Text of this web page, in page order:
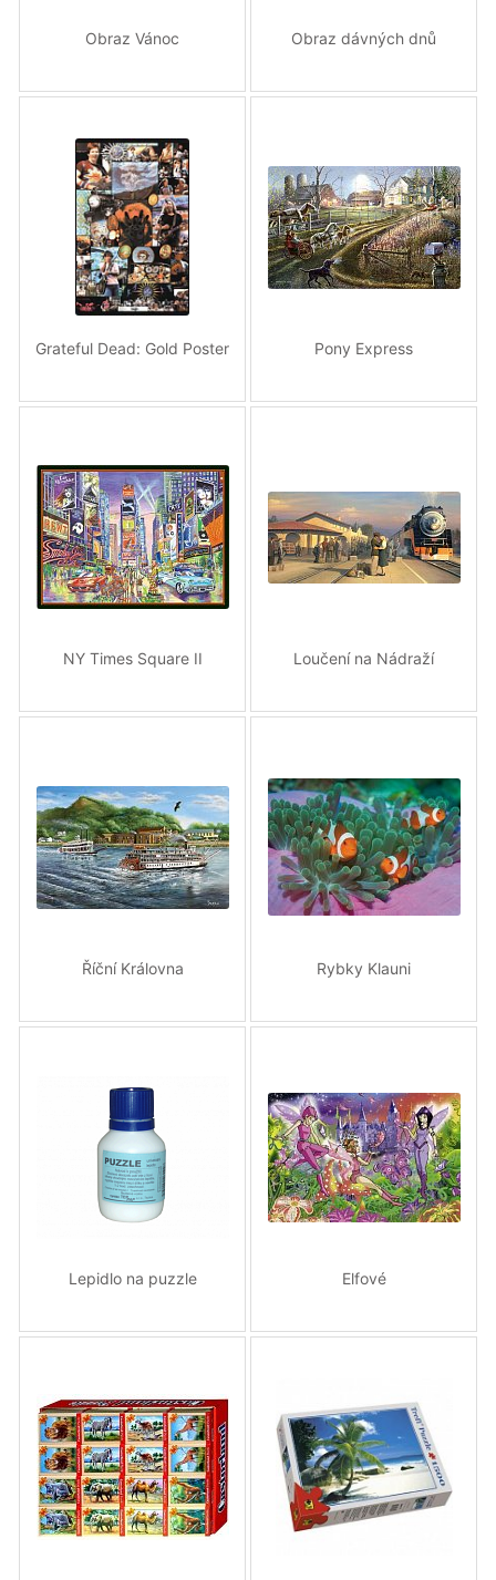
Obraz Vánoc Obraz dávných dnů
Grateful Dead: Gold Poster Pony Express
NY Times Square II Loučení na Nádraží
Říční Královna Rybky Klauni
Lepidlo na puzzle Elfové